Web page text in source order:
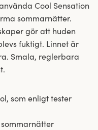
Cool Sensation
sommarnätter.
gör att huden
fuktigt. Linnet är
Smala, reglerbara
som enligt tester